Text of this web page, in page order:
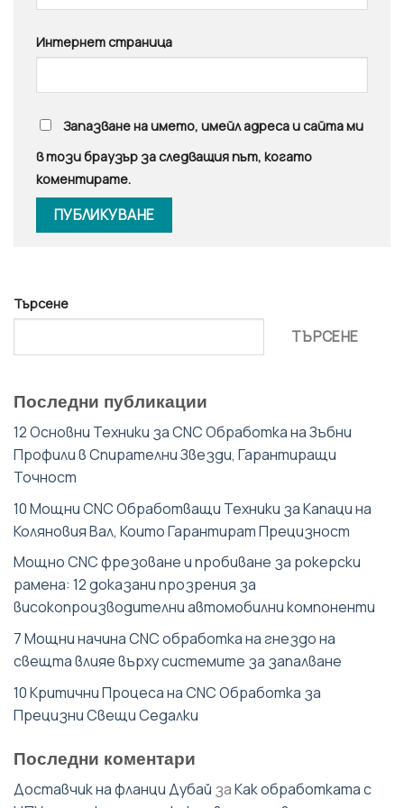
Интернет страница
Запазване на името, имейл адреса и сайта ми
в този браузър за следващия път, когато
коментирате.
Търсене
ТЪРСЕНЕ
Последни публикации
12 Основни Техники за CNC Обработка на Зъбни
Профили в Спирателни Звезди, Гарантиращи
Точност
10 Мощни CNC Обработващи Техники за Капаци на
Коляновия Вал, Които Гарантират Прецизност
Мощно CNC фрезоване и пробиване за рокерски
рамена: 12 доказани прозрения за
високопроизводителни автомобилни компоненти
7 Мощни начина CNC обработка на гнездо на
свещта влияе върху системите за запалване
10 Критични Процеса на CNC Обработка за
Прецизни Свещи Седалки
Последни коментари
Доставчик на фланци Дубай заКак обработката с